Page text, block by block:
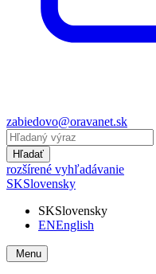
zabiedovo@oravanet.sk
Hľadať
rozšírené vyhľadávanie
SKSlovensky
SKSlovensky
ENEnglish
Menu